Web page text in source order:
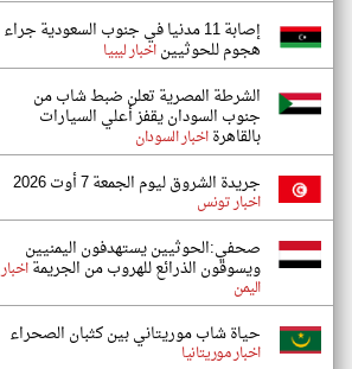
إصابة 11 مدنيا في جنوب السعودية جراء
هجوم للحوثييناخبار ليبيا
الشرطة المصرية تعلن ضبط شاب من
جنوب السودان يقفز أعلي السيارات
بالقاهرةاخبار السودان
جريدة الشروق ليوم الجمعة 7 أوت 2026
اخبار تونس
صحفي:الحوثيين يستهدفون اليمنيين
ويسوقون الذرائع للهروب من الجريمةاخبار
اليمن
حياة شاب موريتاني بين كثبان الصحراء
اخبار موريتانيا